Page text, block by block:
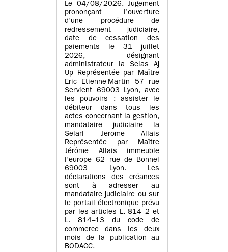
Le 04/08/2026. Jugement
prononçant l’ouverture
d’une procédure de
redressement judiciaire,
date de cessation des
paiements le 31 juillet
2026, désignant
administrateur la Selas Aj
Up Représentée par Maître
Eric Etienne-Martin 57 rue
Servient 69003 Lyon, avec
les pouvoirs : assister le
débiteur dans tous les
actes concernant la gestion,
mandataire judiciaire la
Selarl Jerome Allais
Représentée par Maître
Jérôme Allais immeuble
l’europe 62 rue de Bonnel
69003 Lyon. Les
déclarations des créances
sont à adresser au
mandataire judiciaire ou sur
le portail électronique prévu
par les articles L. 814–2 et
L. 814–13 du code de
commerce dans les deux
mois de la publication au
BODACC.